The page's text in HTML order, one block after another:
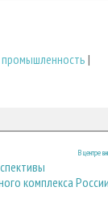
|
В центре
комплекса России